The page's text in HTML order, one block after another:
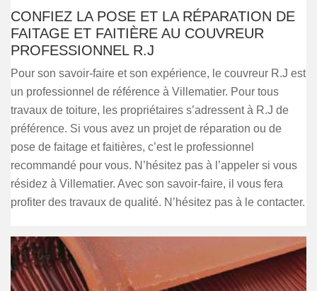
CONFIEZ LA POSE ET LA RÉPARATION DE
FAITAGE ET FAITIÈRE AU COUVREUR
PROFESSIONNEL R.J
Pour son savoir-faire et son expérience, le couvreur R.J est
un professionnel de référence à Villematier. Pour tous
travaux de toiture, les propriétaires s’adressent à R.J de
préférence. Si vous avez un projet de réparation ou de
pose de faitage et faitières, c’est le professionnel
recommandé pour vous. N’hésitez pas à l’appeler si vous
résidez à Villematier. Avec son savoir-faire, il vous fera
profiter des travaux de qualité. N’hésitez pas à le contacter.